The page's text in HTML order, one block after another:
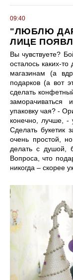
09:40
"ЛЮБЛЮ
ЛИЦЕ
Вы чувствуете?
осталось каких-
магазинам (а
подарков (а вот
сделать
упаковку чая? -
конечно, лучше, -
Сделать букетик
очень простой,
делать с душой,
Вопроса, что
никогда – скорее